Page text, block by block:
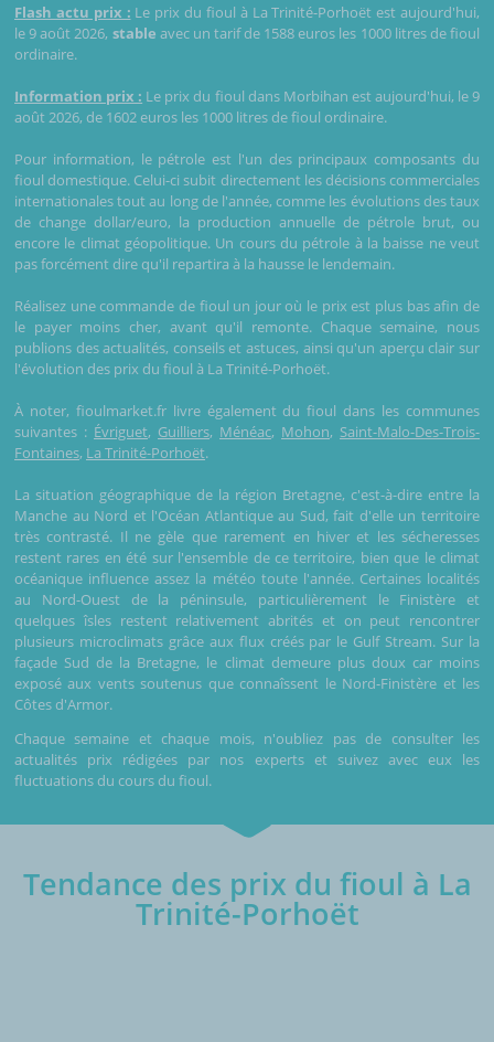
Flash actu prix : Le prix du fioul à La Trinité-Porhoët est aujourd'hui,
le 9 août 2026, stable avec un tarif de 1588 euros les 1000 litres de fioul
ordinaire.
Information prix : Le prix du fioul dans Morbihan est aujourd'hui, le 9
août 2026, de 1602 euros les 1000 litres de fioul ordinaire.
Pour information, le pétrole est l'un des principaux composants du
fioul domestique. Celui-ci subit directement les décisions commerciales
internationales tout au long de l'année, comme les évolutions des taux
de change dollar/euro, la production annuelle de pétrole brut, ou
encore le climat géopolitique. Un cours du pétrole à la baisse ne veut
pas forcément dire qu'il repartira à la hausse le lendemain.
Réalisez une commande de fioul un jour où le prix est plus bas afin de
le payer moins cher, avant qu'il remonte. Chaque semaine, nous
publions des actualités, conseils et astuces, ainsi qu'un aperçu clair sur
l'évolution des prix du fioul à La Trinité-Porhoët.
À noter, fioulmarket.fr livre également du fioul dans les communes
suivantes : Évriguet, Guilliers, Ménéac, Mohon, Saint-Malo-Des-Trois-
Fontaines, La Trinité-Porhoët.
La situation géographique de la région Bretagne, c'est-à-dire entre la
Manche au Nord et l'Océan Atlantique au Sud, fait d'elle un territoire
très contrasté. Il ne gèle que rarement en hiver et les sécheresses
restent rares en été sur l'ensemble de ce territoire, bien que le climat
océanique influence assez la météo toute l'année. Certaines localités
au Nord-Ouest de la péninsule, particulièrement le Finistère et
quelques îsles restent relativement abrités et on peut rencontrer
plusieurs microclimats grâce aux flux créés par le Gulf Stream. Sur la
façade Sud de la Bretagne, le climat demeure plus doux car moins
exposé aux vents soutenus que connaîssent le Nord-Finistère et les
Côtes d'Armor.
Chaque semaine et chaque mois, n'oubliez pas de consulter les
actualités prix rédigées par nos experts et suivez avec eux les
fluctuations du cours du fioul.
Tendance des prix du fioul à La
Trinité-Porhoët